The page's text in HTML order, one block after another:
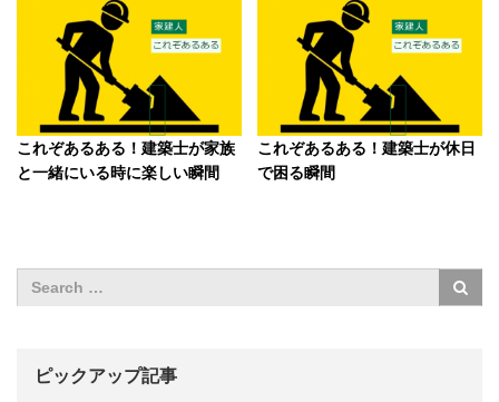
これぞあるある！建築士が家族
と一緒にいる時に楽しい瞬間
これぞあるある！建築士が休日
で困る瞬間
ピックアップ記事